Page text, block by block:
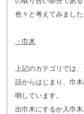
色々と考えてみました
・巾木
上記のカテゴリでは
話からはじまり、巾
明しています。
出巾木にするか入巾